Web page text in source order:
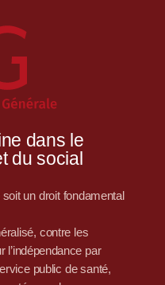
dans le
du social
un droit fondamental
contre les
l’indépendance par
public de santé,